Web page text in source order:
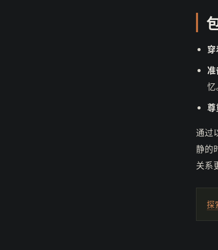
忆
尊
通过
静的
关系
探